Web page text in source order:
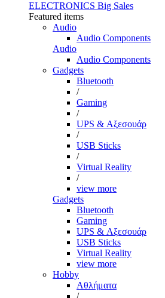
ELECTRONICS Big Sales
Featured items
Audio
Audio Components
Audio
Audio Components
Gadgets
Bluetooth
/
Gaming
/
UPS & Αξεσουάρ
/
USB Sticks
/
Virtual Reality
/
view more
Gadgets
Bluetooth
Gaming
UPS & Αξεσουάρ
USB Sticks
Virtual Reality
view more
Hobby
Αθλήματα
/